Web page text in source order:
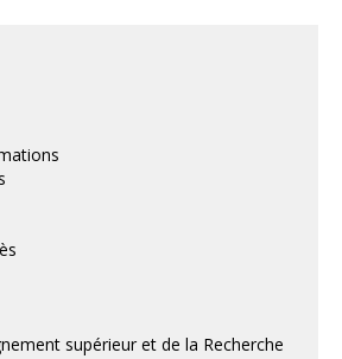
supérieur et de la Recherche